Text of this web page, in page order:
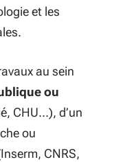
et les
au sein
ou
CHU…), d’un
ou
CNRS,